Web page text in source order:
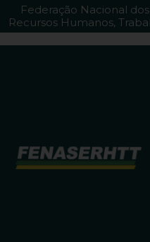
Federação Nacional
Recursos Humanos,